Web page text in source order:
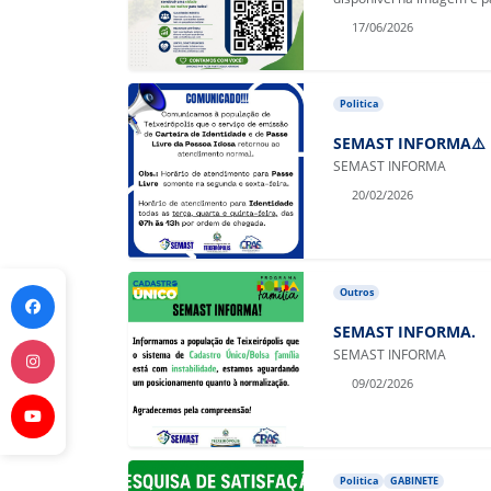
17/06/2026
Politica
SEMAST INFORMA⚠️
SEMAST INFORMA
20/02/2026
Outros
SEMAST INFORMA.
SEMAST INFORMA
09/02/2026
Politica GABINETE